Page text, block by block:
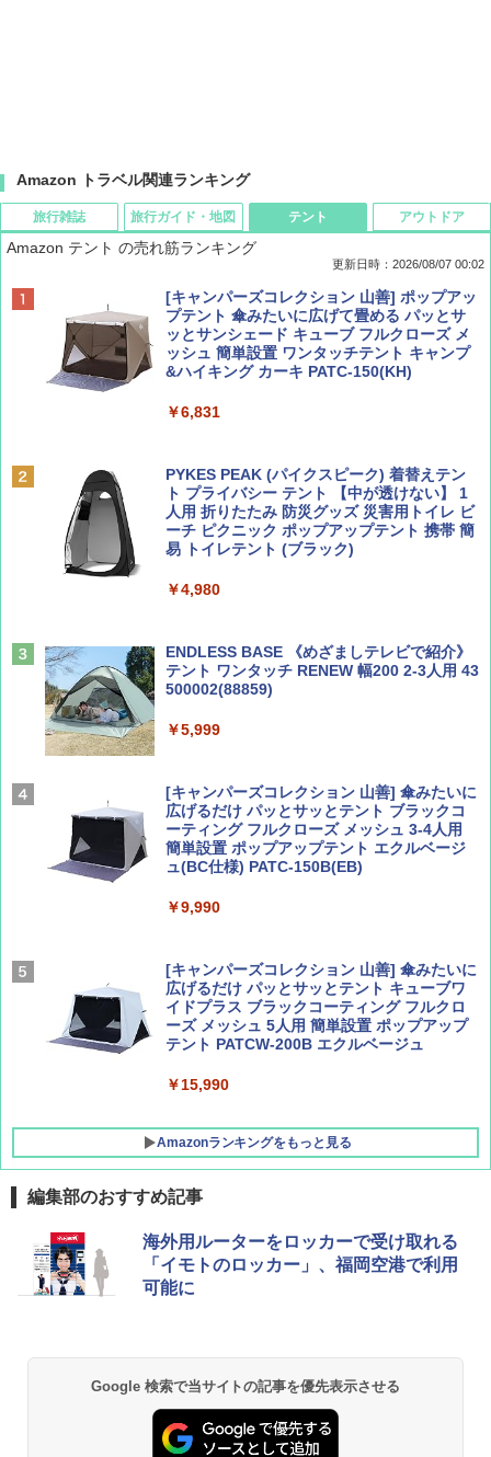
Amazon トラベル関連ランキング
旅行雑誌
ディズニーファン ２０２６年 ９月号 [雑
誌] (ＤＩＳＮＥＹ ＦＡＮ)
￥713
￥1,500
AIRLINE（エアライン）2026年9月号【特
集】ボーイング110周年を祝して！
￥1,760
旅行ガイド・地図
D40 地球の歩き方 チェンマイ タイ北部の魅
力的な町 2026～2027 地球の歩き方D アジア
￥2,079
￥2,479
ァキア 2026～2027 地球の歩き方A ヨーロッ
￥2,277
新しい日本地理 地図・統計・移動から読み
解く (講談社現代新書)
￥1,540
テント
Amazon テント の売れ筋ランキング
更新日時：2026/08/07 00:02
[キャンパーズコレクション 山善] ポップアッ
プテント 傘みたいに広げて畳める パッとサ
ッとサンシェード キューブ フルクローズ メ
ッシュ 簡単設置 ワンタッチテント キャンプ
&ハイキング カーキ PATC-150(KH)
￥6,831
PYKES PEAK (パイクスピーク) 着替えテン
ト プライバシー テント 【中が透けない】 1
人用 折りたたみ 防災グッズ 災害用トイレ ビ
ーチ ピクニック ポップアップテント 携帯 簡
易 トイレテント (ブラック)
￥4,980
ENDLESS BASE 《めざましテレビで紹介》
テント ワンタッチ RENEW 幅200 2-3人用 43
500002(88859)
￥5,999
[キャンパーズコレクション 山善] 傘みたいに
広げるだけ パッとサッとテント ブラックコ
ーティング フルクローズ メッシュ 3-4人用
簡単設置 ポップアップテント エクルベージ
ュ(BC仕様) PATC-150B(EB)
￥9,990
[キャンパーズコレクション 山善] 傘みたいに
広げるだけ パッとサッとテント キューブワ
イドプラス ブラックコーティング フルクロ
ーズ メッシュ 5人用 簡単設置 ポップアップ
テント PATCW-200B エクルベージュ
￥15,990
Amazonランキングをもっと見る
アウトドア
BUNDOK(バンドック)ソロ ドーム 1 EX BDK
-08EX カーキ ソロキャンプ ポリエステル フ
レーム テント
026リニューアル 急速冷凍 空間倍増 衛生的
コンパクト 保冷力長持ち
￥2,980
編集部のおすすめ記事
海外用ルーターをロッカーで受け取れる
「イモトのロッカー」、福岡空港で利用
可能に
Google 検索で当サイトの記事を優先表示させる